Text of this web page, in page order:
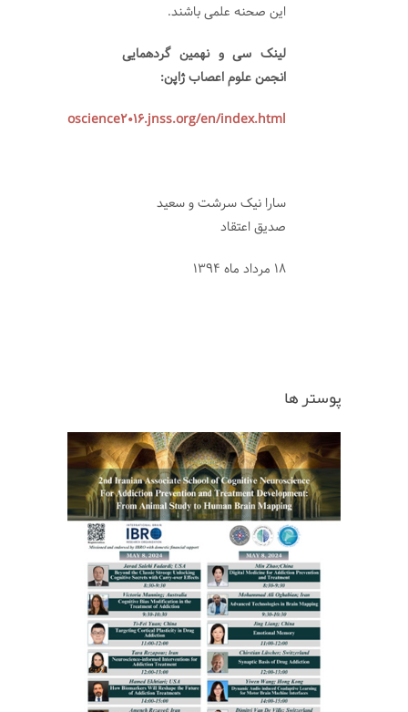
این صحنه علمی باشند.
لینک سی و نهمین گردهمایی
انجمن علوم اعصاب ژاپن:
en/index.html
سارا نیک سرشت و سعید
صدیق اعتقاد
18 مرداد ماه 1394
پوستر ها